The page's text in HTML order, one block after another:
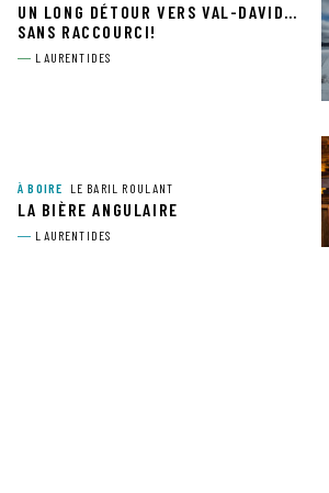
UN LONG DÉTOUR VERS VAL-DAVID…
SANS RACCOURCI!
LAURENTIDES
À BOIRE LE BARIL ROULANT
LA BIÈRE ANGULAIRE
LAURENTIDES